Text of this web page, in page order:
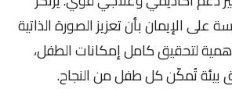
الإيمان بأن تعزيز الصورة الذاتية
لتحقيق كامل إمكانات الطفل،
بيئة تُمكّن كل طفل من النجاح.